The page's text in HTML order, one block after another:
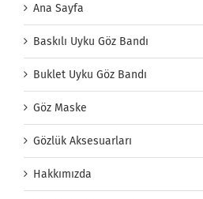
Ana Sayfa
Baskılı Uyku Göz Bandı
Buklet Uyku Göz Bandı
Göz Maske
Gözlük Aksesuarları
Hakkımızda